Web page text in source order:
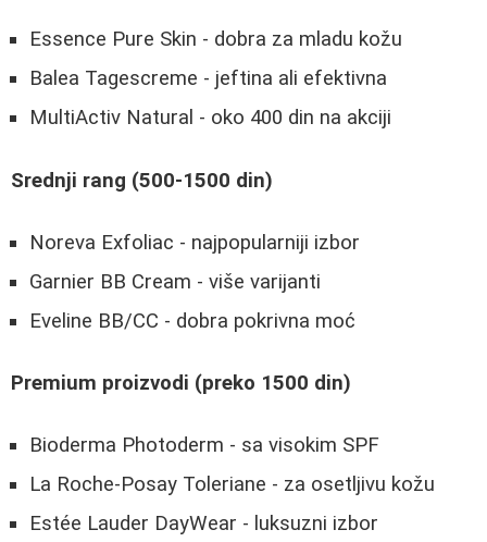
Essence Pure Skin - dobra za mladu kožu
Balea Tagescreme - jeftina ali efektivna
MultiActiv Natural - oko 400 din na akciji
Srednji rang (500-1500 din)
Noreva Exfoliac - najpopularniji izbor
Garnier BB Cream - više varijanti
Eveline BB/CC - dobra pokrivna moć
Premium proizvodi (preko 1500 din)
Bioderma Photoderm - sa visokim SPF
La Roche-Posay Toleriane - za osetljivu kožu
Estée Lauder DayWear - luksuzni izbor